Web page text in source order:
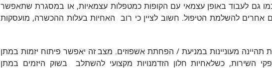
גם לעבוד באופן עצמאי עם הקופות כמטפלות עצמאיות, או במסגרת שתאפשר
להשלמת הטיפול. חשוב לציין כי רוב האחיות בעלות ההכשרה, מועסקות
תהיינה מעוניינות במניעת / הפחתת אשפוזים. מצב זה יאפשר פיתוח יזמות במתן
השירות, כשלאחיות חלון הזדמנויות מקצועי להשתלב בשוק היזמים במתן